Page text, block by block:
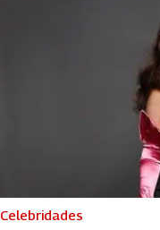
Celebridades